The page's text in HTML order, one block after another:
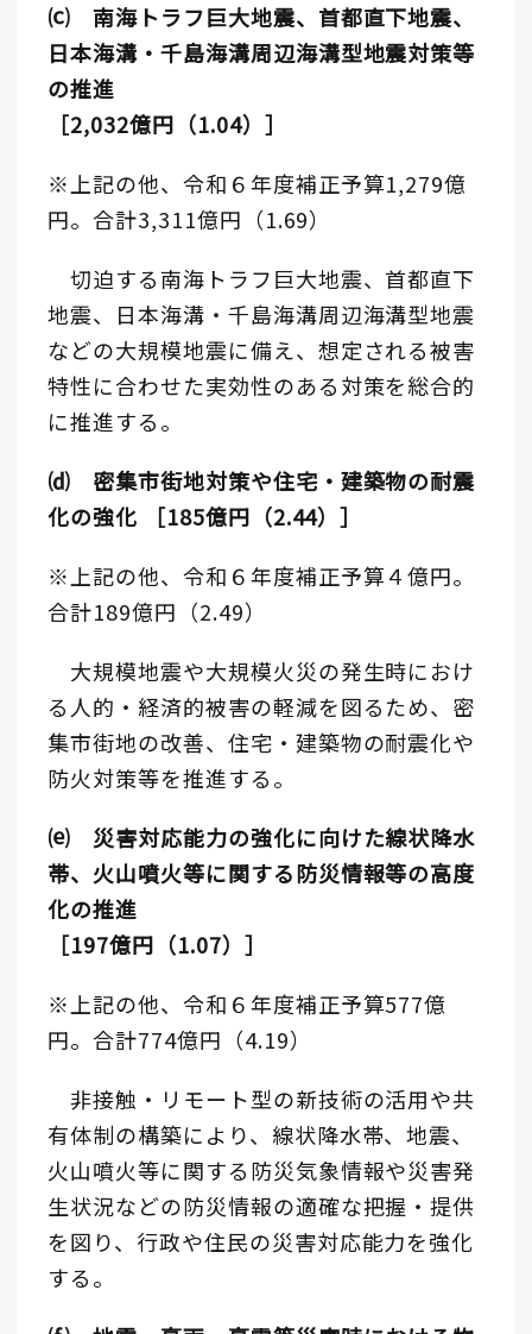
⒞ 南海トラフ巨大地震、首都直下地震、
日本海溝・千島海溝周辺海溝型地震対策等
の推進
［2,032億円（1.04）］
※上記の他、令和６年度補正予算1,279億
円。合計3,311億円（1.69）
切迫する南海トラフ巨大地震、首都直下
地震、日本海溝・千島海溝周辺海溝型地震
などの大規模地震に備え、想定される被害
特性に合わせた実効性のある対策を総合的
に推進する。
⒟ 密集市街地対策や住宅・建築物の耐震
化の強化 ［185億円（2.44）］
※上記の他、令和６年度補正予算４億円。
合計189億円（2.49）
大規模地震や大規模火災の発生時におけ
る人的・経済的被害の軽減を図るため、密
集市街地の改善、住宅・建築物の耐震化や
防火対策等を推進する。
⒠ 災害対応能力の強化に向けた線状降水
帯、火山噴火等に関する防災情報等の高度
化の推進
［197億円（1.07）］
※上記の他、令和６年度補正予算577億
円。合計774億円（4.19）
非接触・リモート型の新技術の活用や共
有体制の構築により、線状降水帯、地震、
火山噴火等に関する防災気象情報や災害発
生状況などの防災情報の適確な把握・提供
を図り、行政や住民の災害対応能力を強化
する。